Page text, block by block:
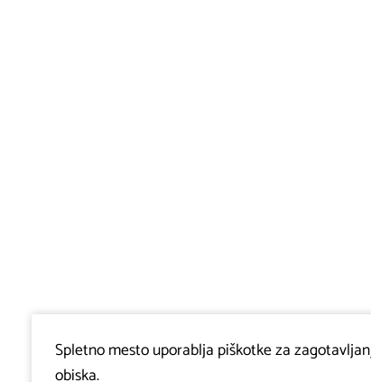
Spletno mesto uporablja piškotke za
obiska.